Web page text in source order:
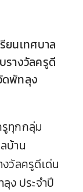
ยนเทศบาล
รางวัลครูดี
ดพัทลุง
ทุกกลุ่ม
บ้าน
งวัลครูดีเด่น
ง ประจำปี